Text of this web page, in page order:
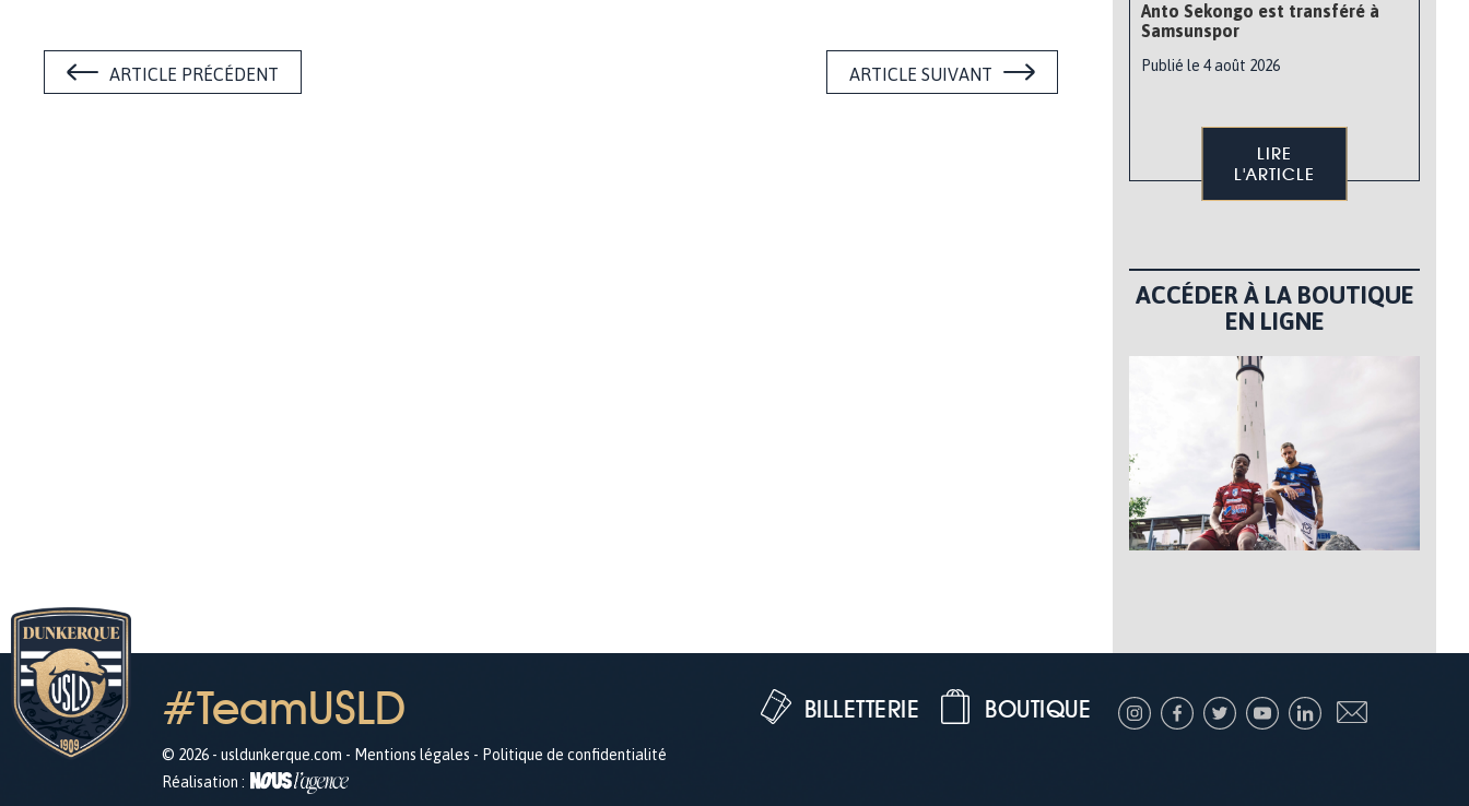
ARTICLE PRÉCÉDENT ARTICLE SUIVANT
Anto Sekongo est transféré à
Samsunspor
Publié le 4 août 2026
LIRE
L'ARTICLE
ACCÉDER À LA BOUTIQUE
EN LIGNE
#TeamUSLD
© 2026 - usldunkerque.com - Mentions légales - Politique de confidentialité
Réalisation :
BOUTIQUE
BILLETTERIE